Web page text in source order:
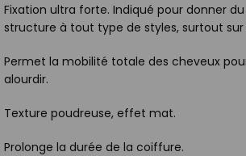
Fixation ultra forte. Indiqué pour donner
structure à tout type de styles, surtout sur
Permet la mobilité totale des cheveux
alourdir.
Texture poudreuse, effet mat.
Prolonge la durée de la coiffure.